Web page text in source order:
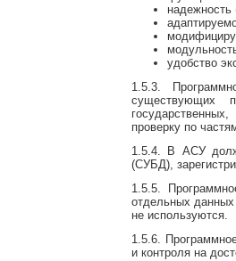
надежность
удобство
1.5.3.
существующих
проверку по
1.5.4. В АСУ
(СУБД),
1.5.5.
отдельных
не используются.
1.5.6.
и контроля на